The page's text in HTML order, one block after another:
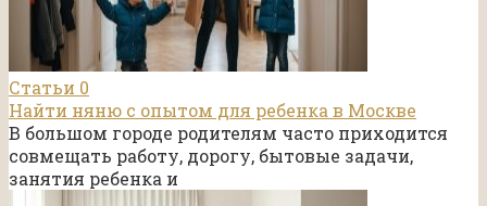
Статьи 0
Найти няню с опытом для ребенка в Москве
В большом городе родителям часто приходится
совмещать работу, дорогу, бытовые задачи,
занятия ребенка и